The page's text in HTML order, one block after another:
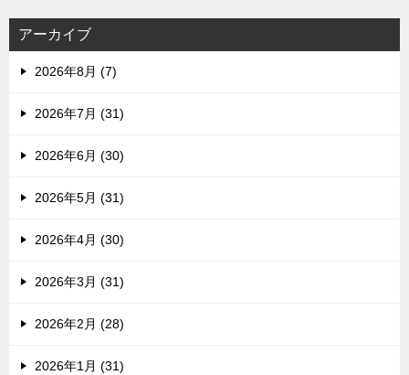
アーカイブ
2026年8月 (7)
2026年7月 (31)
2026年6月 (30)
2026年5月 (31)
2026年4月 (30)
2026年3月 (31)
2026年2月 (28)
2026年1月 (31)